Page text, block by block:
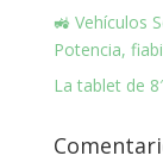
🚜 Vehículos
Potencia,
La tablet de